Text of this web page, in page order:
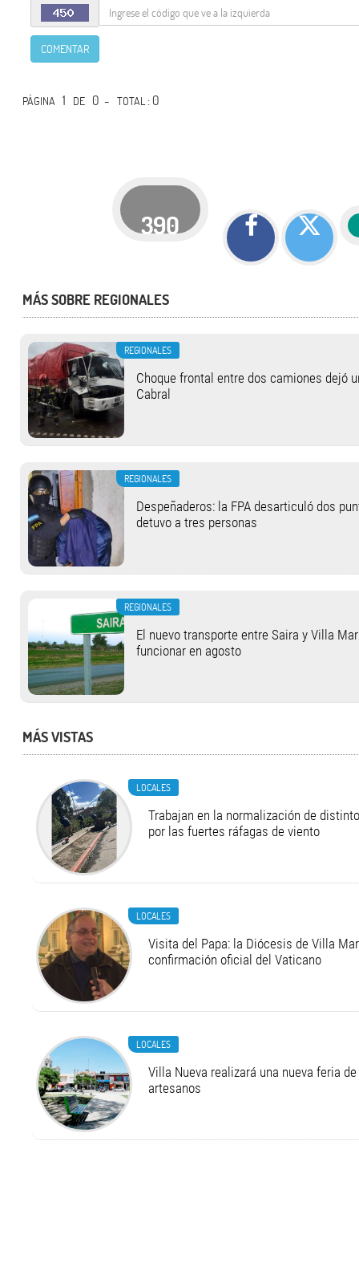
COMENTAR
PÁGINA 1 DE 0 -TOTAL: 0
390
MÁS SOBRE REGIONALES
REGIONALES
Choque frontal entre dos camiones dejó
Cabral
REGIONALES
Despeñaderos: la FPA desarticuló dos
detuvo a tres personas
REGIONALES
El nuevo transporte entre Saira y Villa
funcionar en agosto
MÁS VISTAS
LOCALES
Trabajan en la normalización de
por las fuertes ráfagas de viento
LOCALES
Visita del Papa: la Diócesis de Villa
confirmación oficial del Vaticano
LOCALES
Villa Nueva realizará una nueva feria
artesanos